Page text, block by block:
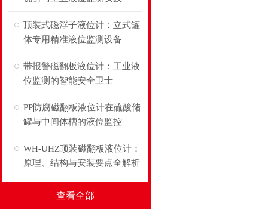
顶装式磁浮子液位计：立式罐
体专用精准液位监测设备
带报警磁翻板液位计：工业液
位监测的智能安全卫士
PP防腐磁翻板液位计在硫酸储
罐与中间体槽的液位监控
WH-UHZ顶装磁翻板液位计：
原理、结构与安装要点全解析
查看全部